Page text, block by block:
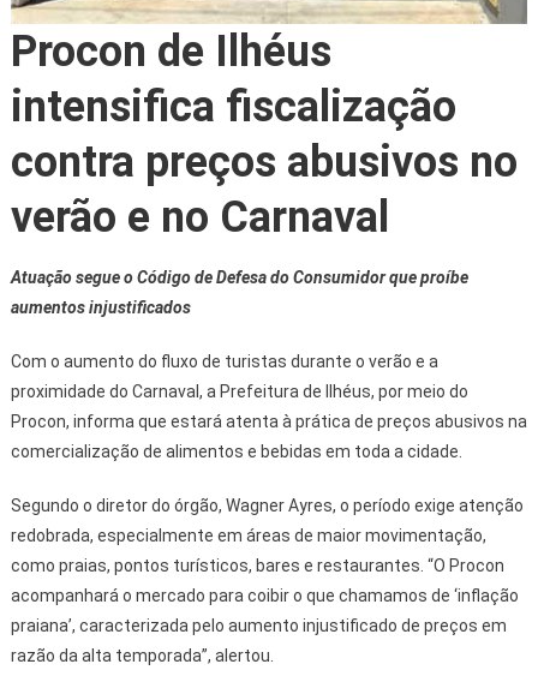
Procon de Ilhéus
intensifica fiscalização
contra preços abusivos no
verão e no Carnaval
Atuação segue o Código de Defesa do Consumidor que proíbe
aumentos injustificados
Com o aumento do fluxo de turistas durante o verão e a
proximidade do Carnaval, a Prefeitura de Ilhéus, por meio do
Procon, informa que estará atenta à prática de preços abusivos na
comercialização de alimentos e bebidas em toda a cidade.
Segundo o diretor do órgão, Wagner Ayres, o período exige atenção
redobrada, especialmente em áreas de maior movimentação,
como praias, pontos turísticos, bares e restaurantes. “O Procon
acompanhará o mercado para coibir o que chamamos de ‘inflação
praiana’, caracterizada pelo aumento injustificado de preços em
razão da alta temporada”, alertou.